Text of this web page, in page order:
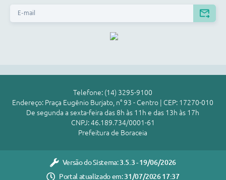
Telefone: (14) 3295-9100
Endereço: Praça Eugênio Burjato, n° 93 - Centro | CEP: 17270-010
De segunda a sexta-feira das 8h às 11h e das 13h às 17h
CNPJ: 46.189.734/0001-61
Prefeitura de Boraceia
Versão do Sistema:3.5.3 - 19/06/2026
Portal atualizado em:31/07/2026 17:37